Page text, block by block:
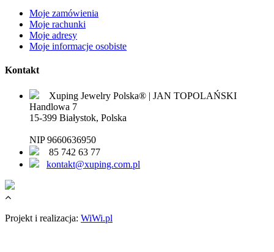
Moje zamówienia
Moje rachunki
Moje adresy
Moje informacje osobiste
Kontakt
Xuping Jewelry Polska® | JAN TOPOLAŃSKI
Handlowa 7
15-399 Białystok, Polska
NIP 9660636950
85 742 63 77
kontakt@xuping.com.pl
Projekt i realizacja: WiWi.pl